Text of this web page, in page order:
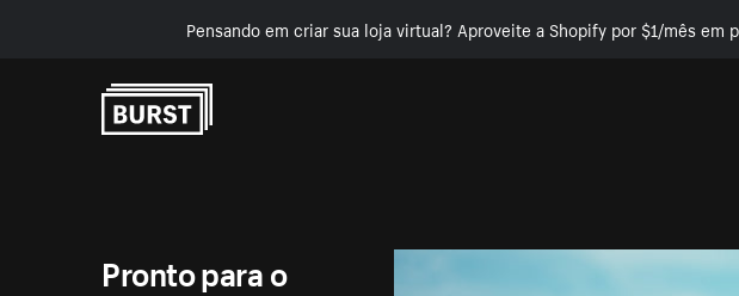
Pensando em criar sua loja virtual? Aproveite a Shopify por $1/mês
Pronto para o